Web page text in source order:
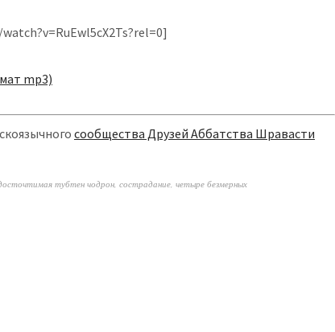
mp3)
сообщества Друзей Аббатства Шравасти
тубтен чодрон, сострадание, четыре безмерных